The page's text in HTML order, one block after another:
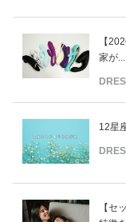
【
家が...
12星
【セ